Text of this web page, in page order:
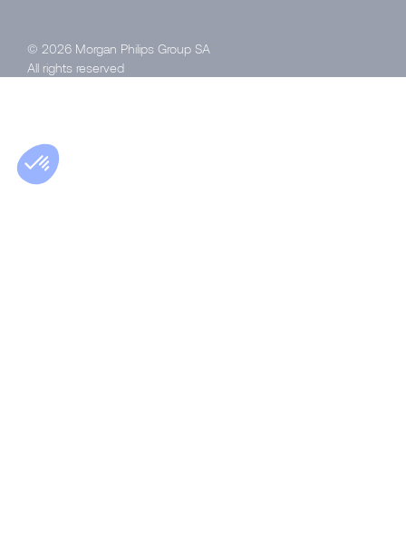
© 2026 Morgan Philips Group SA
All rights reserved